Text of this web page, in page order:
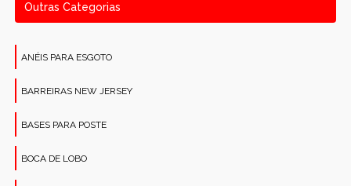
Outras Categorias
ANÉIS PARA ESGOTO
BARREIRAS NEW JERSEY
BASES PARA POSTE
BOCA DE LOBO